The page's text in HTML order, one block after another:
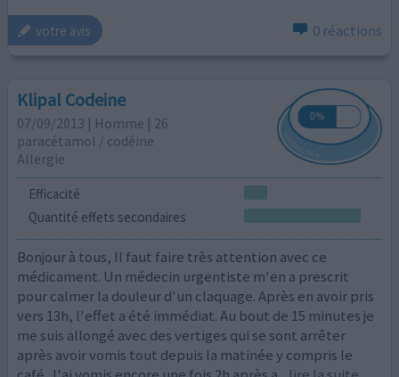
votre avis 0 réactions
Klipal Codeine
07/09/2013 | Homme | 26
paracétamol / codéine
Allergie
Efficacité
Quantité effets secondaires
Bonjour à tous, Il faut faire très attention avec ce
médicament. Un médecin urgentiste m'en a prescrit
pour calmer la douleur d'un claquage. Après en avoir pris
vers 13h, l'effet a été immédiat. Au bout de 15 minutes je
me suis allongé avec des vertiges qui se sont arrêter
après avoir vomis tout depuis la matinée y compris le